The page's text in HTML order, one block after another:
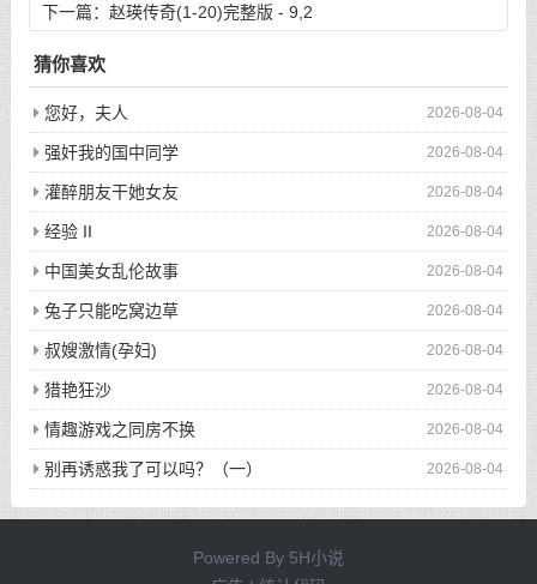
下一篇： 赵瑛传奇(1-20)完整版 - 9,2
猜你喜欢
2026-08-04
您好，夫人
2026-08-04
强奸我的国中同学
2026-08-04
灌醉朋友干她女友
2026-08-04
经验 II
2026-08-04
中国美女乱伦故事
2026-08-04
兔子只能吃窝边草
2026-08-04
叔嫂激情(孕妇)
2026-08-04
猎艳狂沙
2026-08-04
情趣游戏之同房不换
2026-08-04
别再诱惑我了可以吗？（一）
Powered By 5H小说